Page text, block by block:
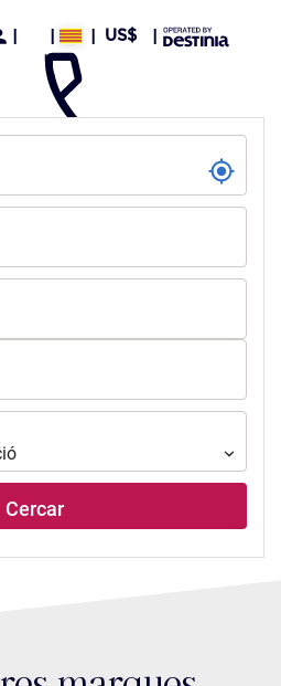
US$
Cercar